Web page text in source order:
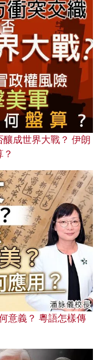
成世界大戰？ 伊朗
意義？ 粵語怎樣傳